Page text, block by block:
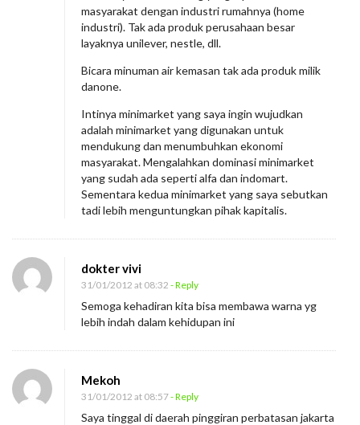
masyarakat dengan industri rumahnya (home
industri). Tak ada produk perusahaan besar
layaknya unilever, nestle, dll.
Bicara minuman air kemasan tak ada produk milik
danone.
Intinya minimarket yang saya ingin wujudkan
adalah minimarket yang digunakan untuk
mendukung dan menumbuhkan ekonomi
masyarakat. Mengalahkan dominasi minimarket
yang sudah ada seperti alfa dan indomart.
Sementara kedua minimarket yang saya sebutkan
tadi lebih menguntungkan pihak kapitalis.
dokter vivi
31/01/2012 at 08:32 - Reply
Semoga kehadiran kita bisa membawa warna yg
lebih indah dalam kehidupan ini
Mekoh
31/01/2012 at 08:57- Reply
Saya tinggal di daerah pinggiran perbatasan jakarta